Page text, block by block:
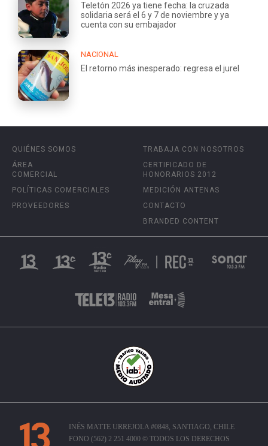
Teletón 2026 ya tiene fecha: la cruzada
solidaria será el 6 y 7 de noviembre y ya
cuenta con su embajador
NACIONAL
El retorno más inesperado: regresa el jurel
QUIÉNES SOMOS
ÁREA
COMERCIAL
POLÍTICAS COMERCIALES
PROVEEDORES
TRABAJA CON NOSOTROS
CERTIFICADO DE
HONORARIOS 2012
MEDICIÓN ANTENAS
CONTACTO
BRANDED CONTENT
INÉS MATTE URREJOLA #0848, SANTIAGO, CHILE
FONO (562) 2 251 4000 © TODOS LOS DERECHOS